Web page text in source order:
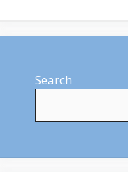
Search